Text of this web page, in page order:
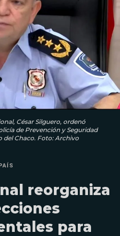
César Silguero, ordenó
de Prevención y Seguridad
del Chaco. Foto: Archivo
reorganiza
para